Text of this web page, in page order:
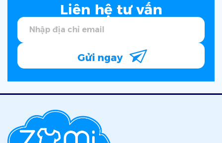
Liên hệ tư vấn
Gửi ngay